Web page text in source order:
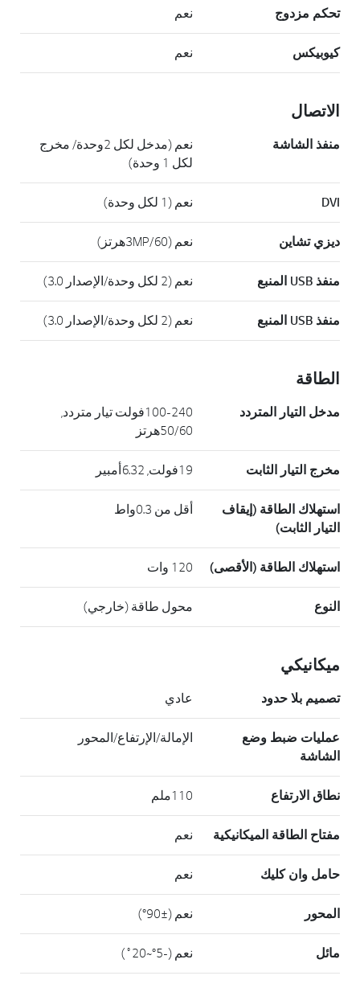
تحكم مزدوج نعم
كيوبيكس نعم
الاتصال
منفذ الشاشة
نعم (مدخل لكل 2وحدة/ مخرج
لكل 1 وحدة)
DVI نعم (1 لكل وحدة)
ديزي تشاين نعم (3MP/60هرتز)
منفذ USB المنبع نعم (2 لكل وحدة/الإصدار 3.0)
منفذ USB المنبع نعم (2 لكل وحدة/الإصدار 3.0)
الطاقة
مدخل التيار المتردد
100-240فولت تيار متردد,
50/60هرتز
مخرج التيار الثابت 19فولت, 6.32أمبير
استهلاك الطاقة (إيقاف
التيار الثابت)
أقل من 0.3واط
استهلاك الطاقة (الأقصى) 120 وات
النوع محول طاقة (خارجي)
ميكانيكي
تصميم بلا حدود عادي
عمليات ضبط وضع
الشاشة
الإمالة/الإرتفاع/المحور
نطاق الارتفاع 110ملم
مفتاح الطاقة الميكانيكية نعم
حامل وان كليك نعم
المحور نعم (±90°)
مائل نعم (-5°~20˚)